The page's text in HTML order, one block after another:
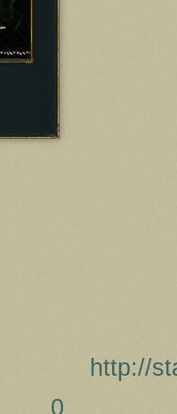
http://
0